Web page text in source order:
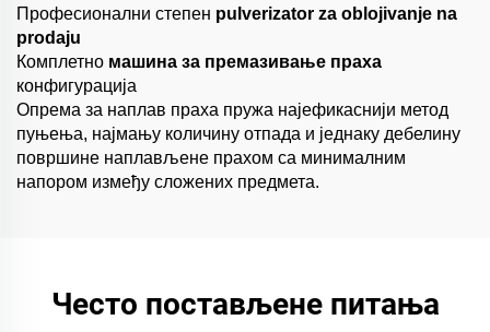
Професионални степен pulverizator za oblojivanje na
prodaju
Комплетно машина за премазивање праха
конфигурација
Опрема за наплав праха пружа најефикаснији метод
пуњења, најмању количину отпада и једнаку дебелину
површине наплављене прахом са минималним
напором између сложених предмета.
Често постављене питања